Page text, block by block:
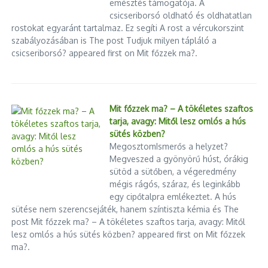
helyszín is, ahol nem lőhettek mellé:
Melódia Cukrászda (Seregélyes):Jelenleg a vármegye
legjobbja a maga lenyűgöző4,8-aspontszámával.
Csuta Cukrászda (Csákvár):Szintén az élvonalban, stabil
Juhász Cuki (Gárdony/Agárd):A tó déli partjának kedvence,
előkelő4,6-os minősítéssel.
+1 Damniczki Cukrászda (Székesfehérvár):
körökben is elismert klasszikus,4,5-ösértékeléssel
büszkélkedhet.
Legyen szó a tó megkerüléséről vagy egy autós kirándulásról,
a lovasberényi gombócok után minden más csak ráadás!
Cikk megosztása
emésztés támogatója. A
csicseriborsó oldható és oldhatatlan
rostokat egyaránt tartalmaz. Ez segíti A rost a vércukorszint
szabályozásában is The post Tudjuk milyen tápláló a
csicseriborsó? appeared first on Mit főzzek ma?.
Mit főzzek ma? – A tökéletes szaftos
tarja, avagy: Mitől lesz omlós a hús
sütés közben?
MegosztomIsmerős a helyzet?
Megveszed a gyönyörű húst, órákig
sütöd a sütőben, a végeredmény
mégis rágós, száraz, és leginkább
egy cipőtalpra emlékeztet. A hús
sütése nem szerencsejáték, hanem színtiszta kémia és The
post Mit főzzek ma? – A tökéletes szaftos tarja, avagy: Mitől
lesz omlós a hús sütés közben? appeared first on Mit főzzek
ma?.